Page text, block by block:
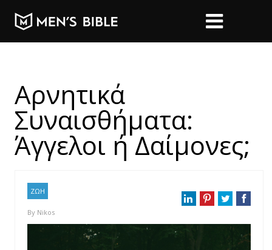
Αρνητικά
Συναισθήματα:
Άγγελοι ή Δαίμονες;
ΖΩΗ
By Nikos